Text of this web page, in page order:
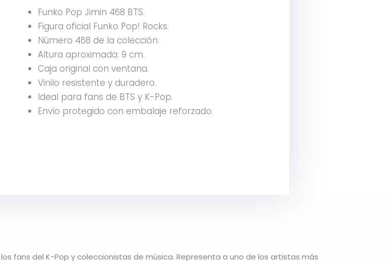
Funko Pop Jimin 468 BTS.
Figura oficial Funko Pop! Rocks.
Número 468 de la colección.
Altura aproximada: 9 cm.
Caja original con ventana.
Vinilo resistente y duradero.
Ideal para fans de BTS y K-Pop.
Envío protegido con embalaje reforzado.
fans del K-Pop y coleccionistas de música. Representa a uno de los artistas más